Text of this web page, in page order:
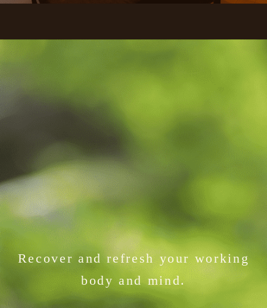
Recover and refresh your working
body and mind.